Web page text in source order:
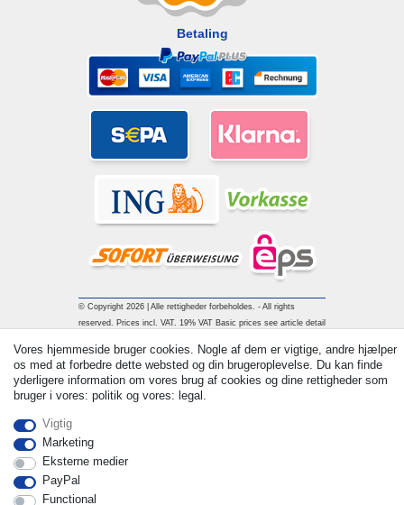
Betaling
© Copyright 2026 | Alle rettigheder forbeholdes. - All rights
reserved. Prices incl. VAT. 19% VAT Basic prices see article detail
Vores hjemmeside bruger cookies. Nogle af dem er vigtige, andre hjælper
os med at forbedre dette websted og din brugeroplevelse. Du kan finde
yderligere information om vores brug af cookies og dine rettigheder som
bruger i vores: politik og vores: legal.
Vigtig
Marketing
Eksterne medier
PayPal
Functional
Withdraw from contract here Kontakt